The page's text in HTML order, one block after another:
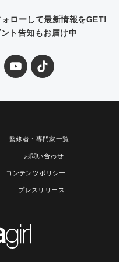
ローして最新情報をGET!
ト告知もお届け中
監修者・専門家一覧
お問い合わせ
コンテンツポリシー
プレスリリース